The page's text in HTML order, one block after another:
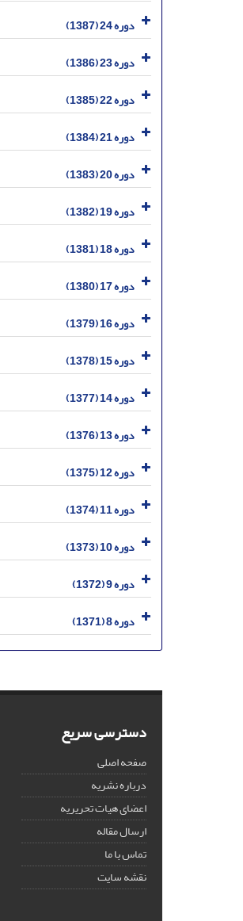
دوره 24 (1387)
دوره 23 (1386)
دوره 22 (1385)
دوره 21 (1384)
دوره 20 (1383)
دوره 19 (1382)
دوره 18 (1381)
دوره 17 (1380)
دوره 16 (1379)
دوره 15 (1378)
دوره 14 (1377)
دوره 13 (1376)
دوره 12 (1375)
دوره 11 (1374)
دوره 10 (1373)
دوره 9 (1372)
دوره 8 (1371)
دسترسی سریع
صفحه اصلی
درباره نشریه
اعضای هیات تحریریه
ارسال مقاله
تماس با ما
نقشه سایت